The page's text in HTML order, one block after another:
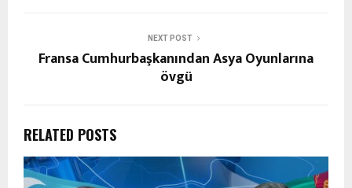
NEXT POST
Fransa Cumhurbaşkanından Asya Oyunlarına
övgü
RELATED POSTS